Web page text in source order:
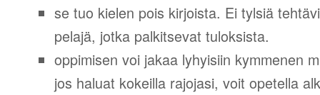
se tuo kielen pois kirjoista. Ei tylsiä
pelajä, jotka palkitsevat tuloksista.
oppimisen voi jakaa lyhyisiin kymmenen
jos haluat kokeilla rajojasi, voit opetella